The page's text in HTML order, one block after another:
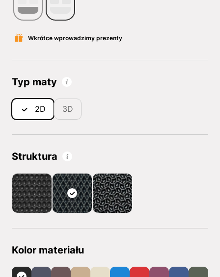
Wkrótce wprowadzimy prezenty
Typ maty
2D 3D
Struktura
Kolor materiału